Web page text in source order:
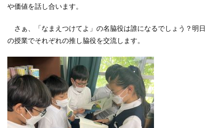
や価値を話し合います。
さぁ、「なまえつけてよ」の名脇役は誰になるでしょう？明日
の授業でそれぞれの推し脇役を交流します。